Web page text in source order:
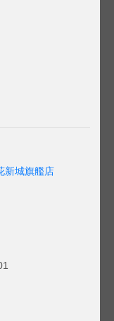
新城旗艦店